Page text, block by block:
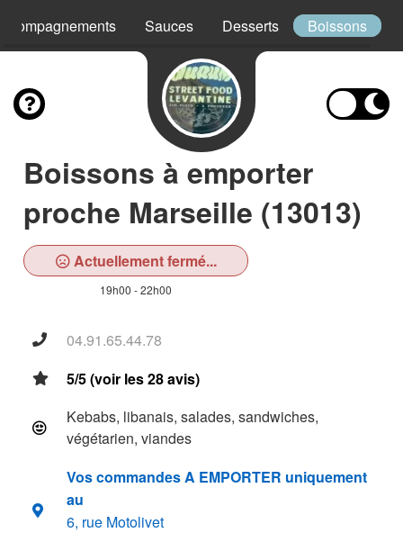
Sauces Desserts Boissons
Boissons à emporter
proche Marseille (13013)
Actuellement fermé...
19h00 - 22h00
04.91.65.44.78
5/5 (voir les 28 avis)
Kebabs, libanais, salades, sandwiches,
végétarien, viandes
Vos commandes A EMPORTER uniquement
au
6, rue Motolivet